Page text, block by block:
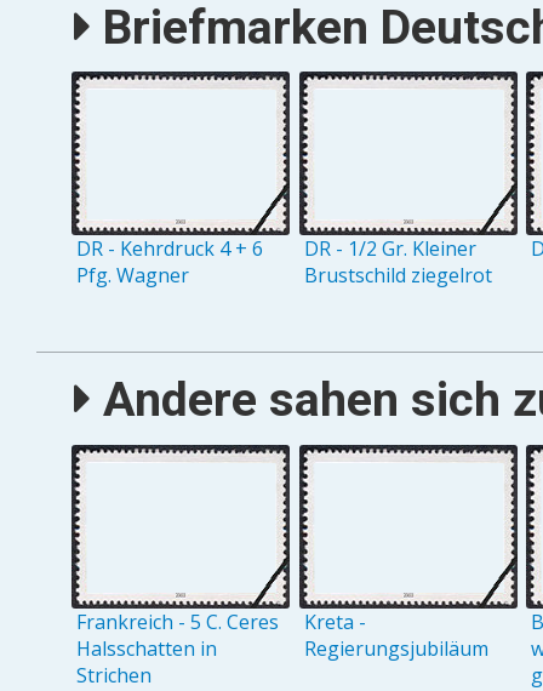
Briefmarken
DR - Kehrdruck 4 + 6
Pfg. Wagner
DR - 1/2 Gr. Kleiner
Brustschild ziegelrot
Andere sahen sich
Frankreich - 5 C. Ceres
Halsschatten in
Strichen
Kreta -
Regierungsjubiläum